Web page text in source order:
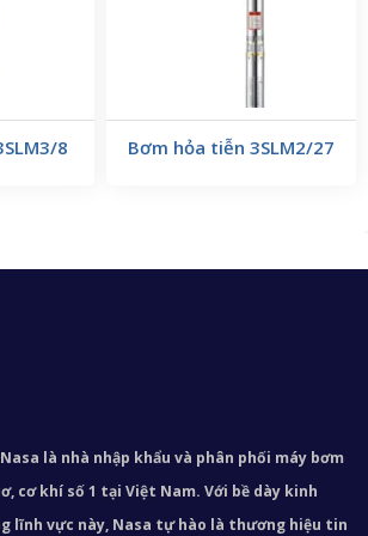
8 Bơm hỏa tiễn 3SLM2/27
là nhà nhập khẩu và phân phối máy bơm
cơ khí số 1 tại Việt Nam. Với bề dày kinh
lĩnh vực này, Nasa tự hào là thương hiệu tin